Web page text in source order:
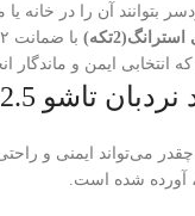
بتوانند آن را در خانه یا
ایمن و ماندگار
استرانگ(2تکه)
چقدر می‌تواند ایمنی و
آورده شده است.